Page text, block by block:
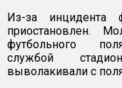
Из-за
приостановлен.
футбольного
службой
выволакивали с